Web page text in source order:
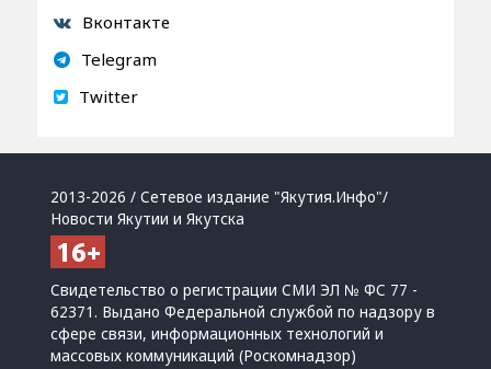
Вконтакте
Telegram
Twitter
2013-2026 / Сетевое издание "Якутия.Инфо"/
Новости Якутии и Якутска
Свидетельство о регистрации СМИ ЭЛ № ФС 77 -
62371. Выдано Федеральной службой по надзору в
сфере связи, информационных технологий и
массовых коммуникаций (Роскомнадзор)